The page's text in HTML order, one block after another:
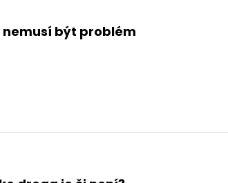
nemusí být problém